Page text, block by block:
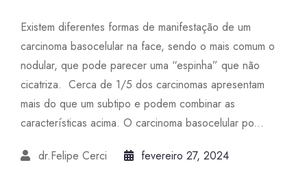
Existem diferentes formas de manifestação de um
carcinoma basocelular na face, sendo o mais comum o
nodular, que pode parecer uma “espinha” que não
cicatriza. Cerca de 1/5 dos carcinomas apresentam
mais do que um subtipo e podem combinar as
características acima. O carcinoma basocelular po...
dr.Felipe Cerci fevereiro 27, 2024